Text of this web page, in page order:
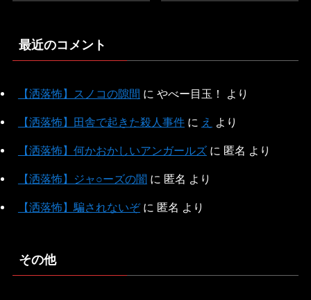
最近のコメント
【洒落怖】スノコの隙間 に やべー目玉！ より
【洒落怖】田舎で起きた殺人事件に え より
【洒落怖】何かおかしいアンガールズに 匿名 より
【洒落怖】ジャ○ーズの闇 に 匿名 より
【洒落怖】騙されないぞに 匿名 より
その他